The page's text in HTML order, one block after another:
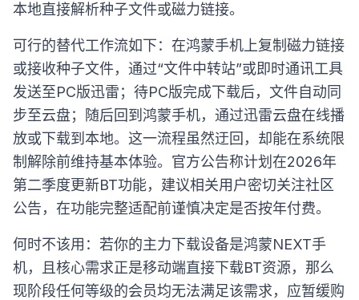
本地直接解析种子文件或磁力链接。
可行的替代工作流如下：在鸿蒙手机上复制磁力链接
或接收种子文件，通过“文件中转站”或即时通讯工具
发送至PC版迅雷；待PC版完成下载后，文件自动同
步至云盘；随后回到鸿蒙手机，通过迅雷云盘在线播
放或下载到本地。这一流程虽然迂回，却能在系统限
制解除前维持基本体验。官方公告称计划在2026年
第二季度更新BT功能，建议相关用户密切关注社区
公告，在功能完整适配前谨慎决定是否按年付费。
何时不该用：若你的主力下载设备是鸿蒙NEXT手
机，且核心需求正是移动端直接下载BT资源，那么
现阶段任何等级的会员均无法满足该需求，应暂缓购